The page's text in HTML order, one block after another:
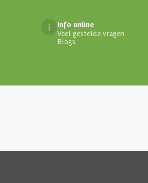
Info online
Veel gestelde vragen
Blogs